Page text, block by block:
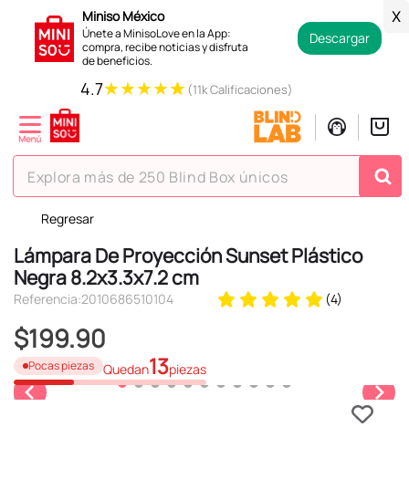
Miniso México
Únete a MinisoLove en la App:
compra, recibe noticias y disfruta
de beneficios.
Descargar
X
4.7★★★★★ (11k Calificaciones)
Explora más de 250 Blind Box únicos
Regresar
Lámpara De Proyección Sunset Plástico
Negra 8.2x3.3x7.2 cm
Referencia:2010686510104 (4)
$199.90
Pocas piezas Quedan13piezas
TÉRMINOS MÁS BUSCADOS
1.
hello kitty
2.
spiderman
4
osito cariñosito
5.
blind box